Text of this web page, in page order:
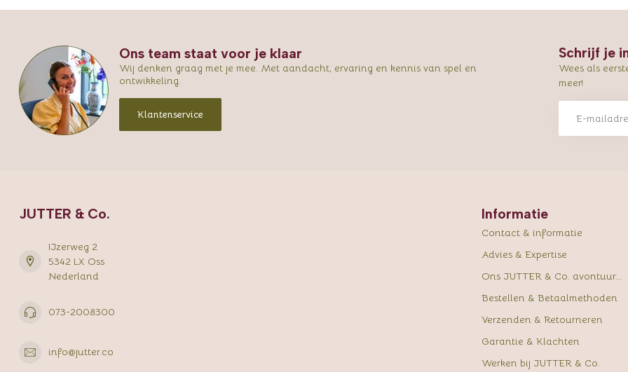
Ons team staat voor je klaar
Wij denken graag met je mee. Met aandacht, ervaring en kennis van spel en
ontwikkeling.
Klantenservice
Schrijf je
Wees als
meer!
JUTTER & Co.
IJzerweg 2
5342 LX Oss
Nederland
073-2008300
info@jutter.co
Informatie
Contact & informatie
Advies & Expertise
Ons JUTTER & Co. avontuur...
Bestellen & Betaalmethoden
Verzenden & Retourneren
Garantie & Klachten
Werken bij JUTTER & Co.